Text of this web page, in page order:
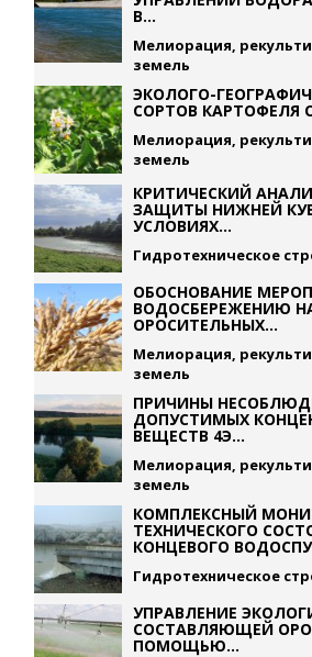
В...
Мелиорация,
земель
ЭКОЛОГО-
СОРТОВ КАРТОФЕЛЯ
Мелиорация,
земель
КРИТИЧЕСКИЙ
ЗАЩИТЫ НИЖНЕЙ
УСЛОВИЯХ...
Гидротехническое
ОБОСНОВАНИЕ
ВОДОСБЕРЕЖЕНИЮ
ОРОСИТЕЛЬНЫХ...
Мелиорация,
земель
ПРИЧИНЫ
ДОПУСТИМЫХ
ВЕЩЕСТВ 4Э...
Мелиорация,
земель
КОМПЛЕКСНЫЙ
ТЕХНИЧЕСКОГО
КОНЦЕВОГО
Гидротехническое
УПРАВЛЕНИЕ
СОСТАВЛЯЮЩЕЙ
ПОМОЩЬЮ...